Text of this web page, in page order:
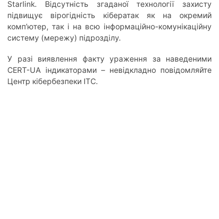
Starlink. Відсутність згаданої технології захисту
підвищує вірогідність кібератак як на окремий
комп’ютер, так і на всю інформаційно-комунікаційну
систему (мережу) підрозділу.
У разі виявлення факту ураження за наведеними
CERT-UA індикаторами – невідкладно повідомляйте
Центр кібербезпеки ІТС.